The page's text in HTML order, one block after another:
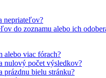
nepriateľov?
do zoznamu alebo ich
alebo viac fórach?
nulový počet výsledkov?
prázdnu bielu stránku?